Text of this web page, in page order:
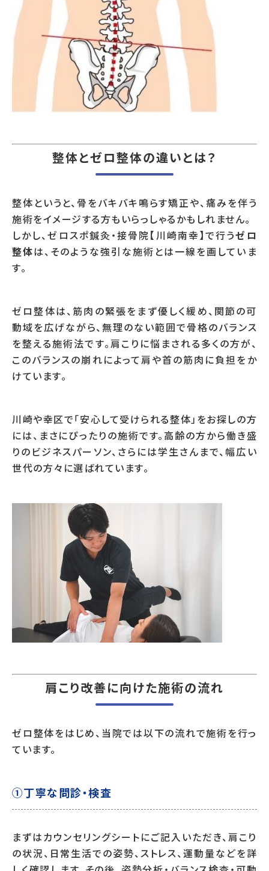
整体とゼロ整体の違いとは？
整体というと、骨をバキバキ鳴らす矯正や、痛みを伴う
施術をイメージする方もいらっしゃるかもしれません。
しかし、ゼロスポ鍼灸・接骨院【川崎南幸】で行うゼロ
整体は、そのような強引な施術とは一線を画していま
す。
ゼロ整体は、筋肉の緊張をまず優しく緩め、関節の可
動域を広げながら、無理のない範囲で骨格のバランス
を整える施術法です。肩こりに悩まされる多くの方が、
このバランスの崩れによって肩や首の筋肉に負担をか
けています。
川崎や幸区で「安心して受けられる整体」をお探しの方
には、まさにぴったりの施術です。高齢の方から働き盛
りのビジネスパーソン、さらには学生さんまで、幅広い
世代の方々に選ばれています。
肩こり改善に向けた施術の流れ
ゼロ整体をはじめ、当院では以下の流れで施術を行っ
ています。
①丁寧な問診・検査
まずはカウンセリングシートにご記入いただき、肩こり
の状況、日常生活での姿勢、ストレス、運動量などを詳